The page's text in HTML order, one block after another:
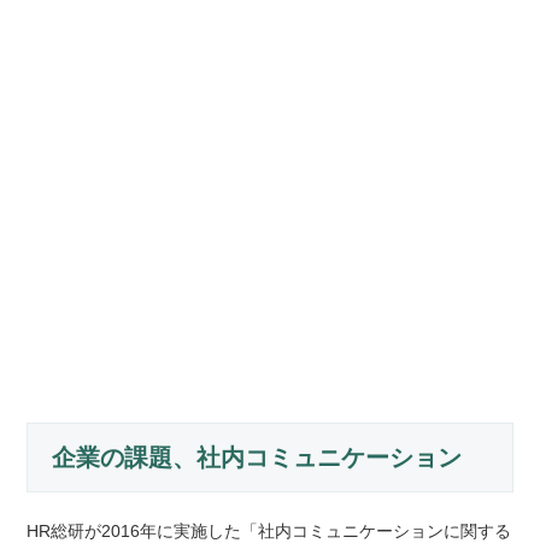
企業の課題、社内コミュニケーション
HR総研が2016年に実施した「社内コミュニケーションに関する